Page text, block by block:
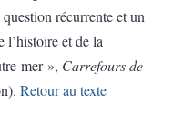
récurrente et un
l’histoire et de la
mer », Carrefours de
Retour au texte